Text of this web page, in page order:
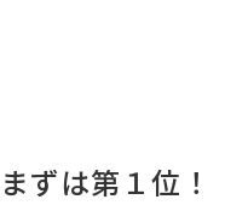
まずは第１位！